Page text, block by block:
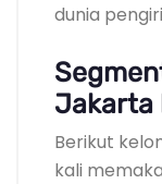
dunia
Jakarta
Berikut
kali